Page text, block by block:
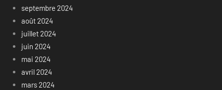
septembre 2024
août 2024
juillet 2024
juin 2024
mai 2024
avril 2024
mars 2024